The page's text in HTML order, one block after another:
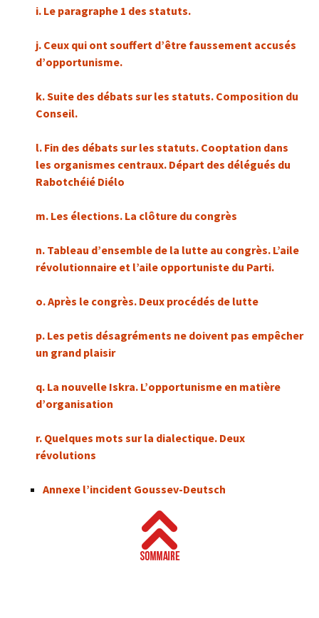
i. Le paragraphe 1 des statuts.
j. Ceux qui ont souffert d’être faussement accusés
d’opportunisme.
k. Suite des débats sur les statuts. Composition du
Conseil.
l. Fin des débats sur les statuts. Cooptation dans
les organismes centraux. Départ des délégués du
Rabotchéié Diélo
m. Les élections. La clôture du congrès
n. Tableau d’ensemble de la lutte au congrès. L’aile
révolutionnaire et l’aile opportuniste du Parti.
o. Après le congrès. Deux procédés de lutte
p. Les petis désagréments ne doivent pas empêcher
un grand plaisir
q. La nouvelle Iskra. L’opportunisme en matière
d’organisation
r. Quelques mots sur la dialectique. Deux
révolutions
Annexe l’incident Goussev-Deutsch